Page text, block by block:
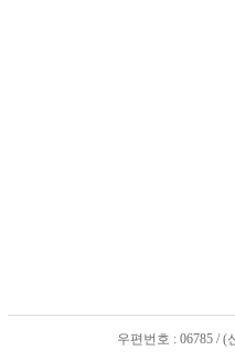
우편번호 : 06785 /